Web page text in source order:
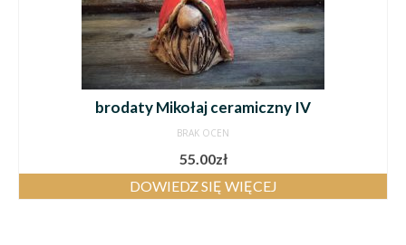
brodaty Mikołaj ceramiczny IV
BRAK OCEN
55.00zł
DOWIEDZ SIĘ WIĘCEJ